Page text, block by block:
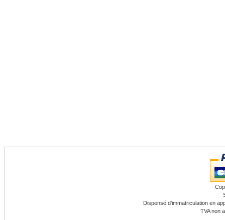
Dispensé d'immatriculation en
TVA non